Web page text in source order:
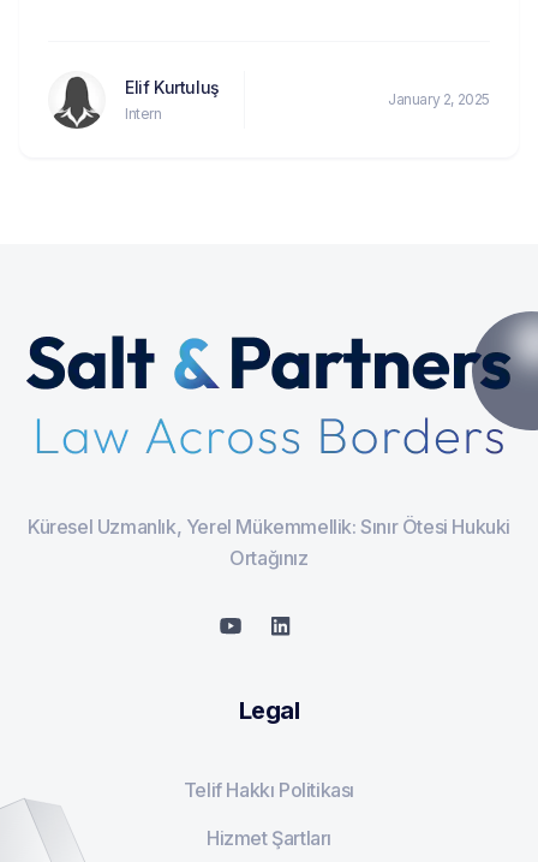
Elif Kurtuluş
Intern
January 2, 2025
Küresel Uzmanlık, Yerel Mükemmellik: Sınır Ötesi Hukuki
Ortağınız
Legal
Telif Hakkı Politikası
Hizmet Şartları